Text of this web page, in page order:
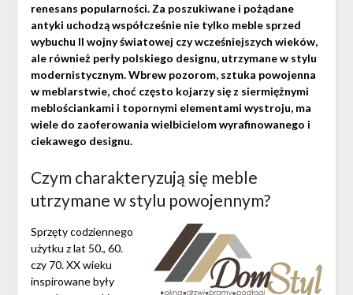
renesans popularności. Za poszukiwane i pożądane
antyki uchodzą współcześnie nie tylko meble sprzed
wybuchu II wojny światowej czy wcześniejszych wieków,
ale również perły polskiego designu, utrzymane w stylu
modernistycznym. Wbrew pozorom, sztuka powojenna
w meblarstwie, choć często kojarzy się z siermiężnymi
meblościankami i topornymi elementami wystroju, ma
wiele do zaoferowania wielbicielom wyrafinowanego i
ciekawego designu.
Czym charakteryzują się meble
utrzymane w stylu powojennym?
Sprzęty codziennego
użytku z lat 50., 60.
czy 70. XX wieku
inspirowane były